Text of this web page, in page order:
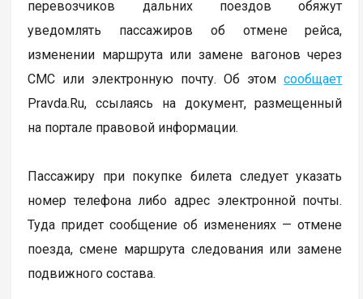
перевозчиков дальних поездов обяжут
уведомлять пассажиров об отмене рейса,
изменении маршрута или замене вагонов через
СМС или электронную почту. Об этомсообщает
Pravda.Ru, ссылаясь на документ, размещенный
на портале правовой информации.
Пассажиру при покупке билета следует указать
номер телефона либо адрес электронной почты.
Туда придет сообщение об изменениях — отмене
поезда, смене маршрута следования или замене
подвижного состава.